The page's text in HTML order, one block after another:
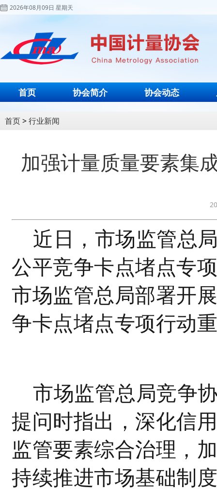
2026年08月09日 星期天
首页 协会简介 协会动态
首页>行业新闻
加强计量质量要素集
近日，市场监管总
公平竞争卡点堵点专
市场监管总局部署开
争卡点堵点专项行动
市场监管总局竞争
提问时指出，深化信
监管要素综合治理，
持续推进市场基础制